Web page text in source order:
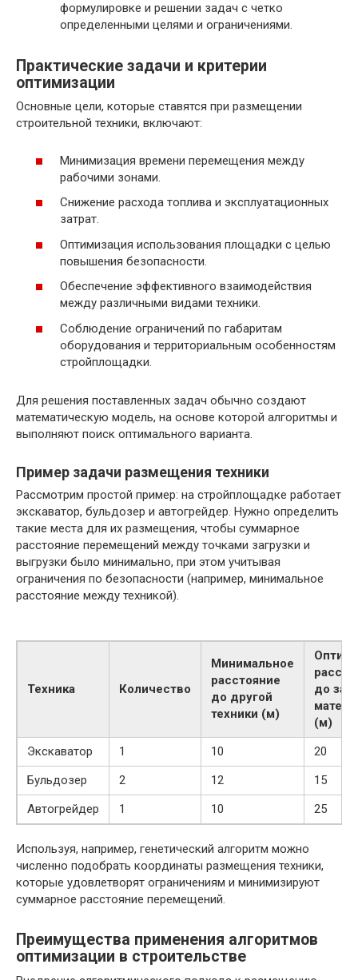
формулировке и решении задач с четко
определенными целями и ограничениями.
Практические задачи и критерии
оптимизации
Основные цели, которые ставятся при размещении
строительной техники, включают:
Минимизация времени перемещения между
рабочими зонами.
Снижение расхода топлива и эксплуатационных
затрат.
Оптимизация использования площадки с целью
повышения безопасности.
Обеспечение эффективного взаимодействия
между различными видами техники.
Соблюдение ограничений по габаритам
оборудования и территориальным особенностям
стройплощадки.
Для решения поставленных задач обычно создают
математическую модель, на основе которой алгоритмы и
выполняют поиск оптимального варианта.
Пример задачи размещения техники
Рассмотрим простой пример: на стройплощадке работает
экскаватор, бульдозер и автогрейдер. Нужно определить
такие места для их размещения, чтобы суммарное
расстояние перемещений между точками загрузки и
выгрузки было минимально, при этом учитывая
ограничения по безопасности (например, минимальное
расстояние между техникой).
Техника Количество
Минимальное
расстояние
до другой
техники (м)
до
(м)
Экскаватор
1 10
20
Бульдозер
2 12
15
Автогрейдер
1 10 25
Используя, например, генетический алгоритм можно
численно подобрать координаты размещения техники,
которые удовлетворят ограничениям и минимизируют
суммарное расстояние перемещений.
Преимущества применения алгоритмов
оптимизации в строительстве